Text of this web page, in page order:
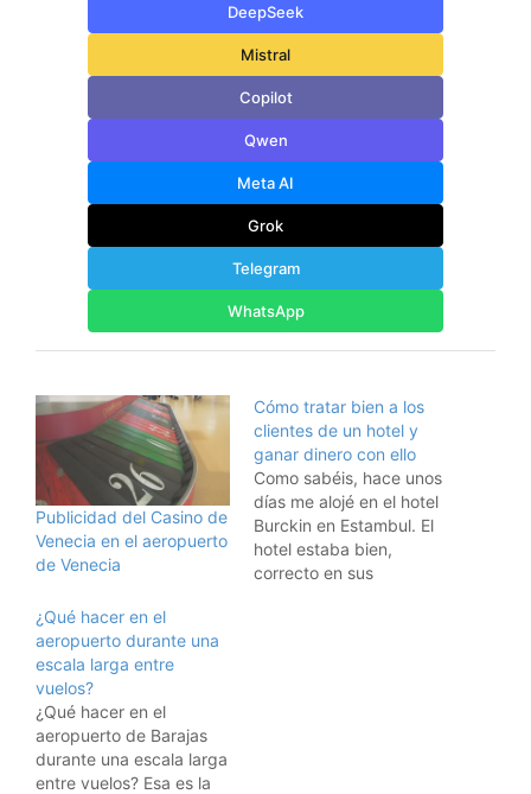
DeepSeek
Mistral
Copilot
Qwen
Meta AI
Grok
Telegram
WhatsApp
Publicidad del Casino de
Venecia en el aeropuerto
de Venecia
Cómo tratar bien a los
clientes de un hotel y
ganar dinero con ello
Como sabéis, hace unos
días me alojé en el hotel
Burckin en Estambul. El
hotel estaba bien,
correcto en sus
¿Qué hacer en el
aeropuerto durante una
escala larga entre
vuelos?
¿Qué hacer en el
aeropuerto de Barajas
durante una escala larga
entre vuelos? Esa es la